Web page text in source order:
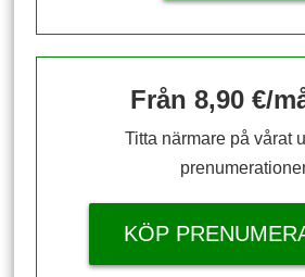
Från 8,90 €/
Titta närmare på vårat
KÖP